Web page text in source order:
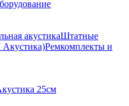
акустикаШтатные
Ремкомплекты и
25см